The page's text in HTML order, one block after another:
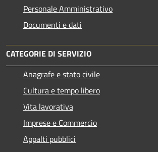
Personale Amministrativo
Documenti e dati
CATEGORIE DI SERVIZIO
Anagrafe e stato civile
Cultura e tempo libero
Vita lavorativa
Imprese e Commercio
Appalti pubblici